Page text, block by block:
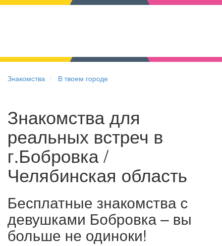
Знакомства В твоем городе
Знакомства для
реальных встреч в
г.Бобровка /
Челябинская область
Бесплатные знакомства с
девушками Бобровка – вы
больше не одиноки!